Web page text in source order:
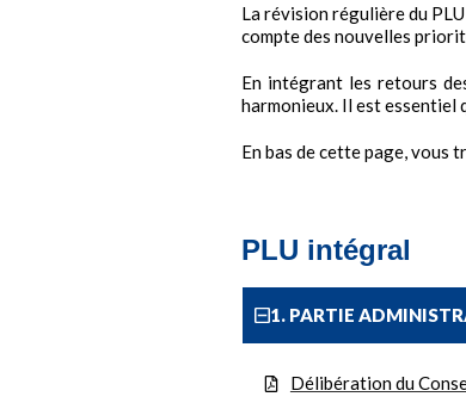
La révision régulière du
compte des nouvelles
En intégrant les retours
harmonieux. Il est essentiel
En bas de cette page, vous
PLU intégral
1. PARTIE
Délibération du